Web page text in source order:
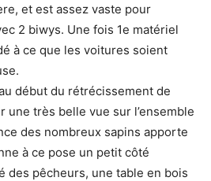
et est assez vaste pour
2 biwys. Une fois 1e matériel
à ce que les voitures soient
début du rétrécissement de
une très belle vue sur l’ensemble
des nombreux sapins apporte
à ce pose un petit côté
des pêcheurs, une table en bois